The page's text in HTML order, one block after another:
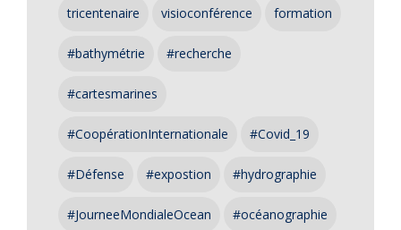
tricentenaire visioconférence formation
#bathymétrie #recherche
#cartesmarines
#CoopérationInternationale #Covid_19
#Défense #expostion #hydrographie
#JourneeMondialeOcean #océanographie